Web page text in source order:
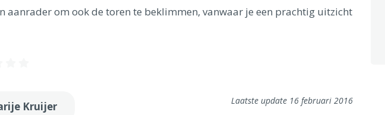
aanrader om ook de toren te beklimmen, vanwaar je een prachtig uitzicht
Kruijer Laatste update 16 februari 2016